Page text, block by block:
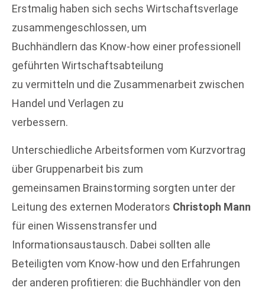
Erstmalig haben sich sechs Wirtschaftsverlage
zusammengeschlossen, um
Buchhändlern das Know-how einer professionell
geführten Wirtschaftsabteilung
zu vermitteln und die Zusammenarbeit zwischen
Handel und Verlagen zu
verbessern.
Unterschiedliche Arbeitsformen vom Kurzvortrag
über Gruppenarbeit bis zum
gemeinsamen Brainstorming sorgten unter der
Leitung des externen Moderators Christoph Mann
für einen Wissenstransfer und
Informationsaustausch. Dabei sollten alle
Beteiligten vom Know-how und den Erfahrungen
der anderen profitieren: die Buchhändler von den